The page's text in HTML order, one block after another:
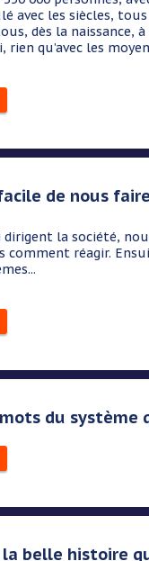
avec les siècles,
dès la naissance,
rien qu’avec les
de nous
dirigent la société,
comment réagir.
du système
belle histoire